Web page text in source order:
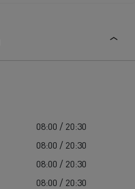
08:00 / 20:30
08:00 / 20:30
08:00 / 20:30
08:00 / 20:30